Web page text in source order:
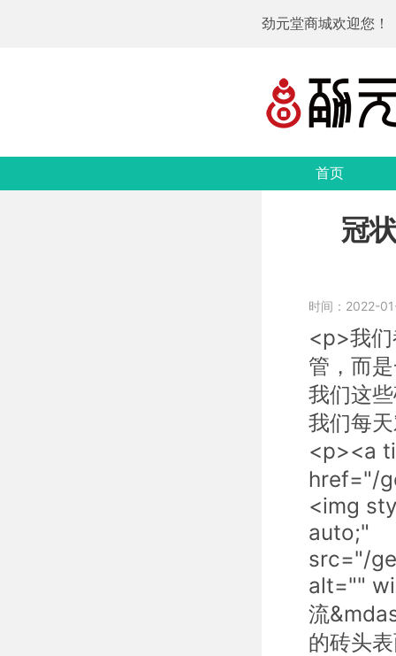
劲元堂商城欢迎您！
首页
冠
时间：2022-
<p>我
管，而
我们这
我们每
<p><a
href="/
<img
auto;"
src="/
alt=""
流
的砖头